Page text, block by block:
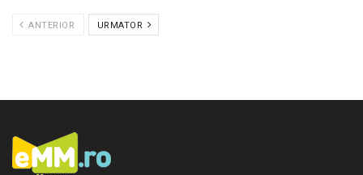
ANTERIOR URMATOR